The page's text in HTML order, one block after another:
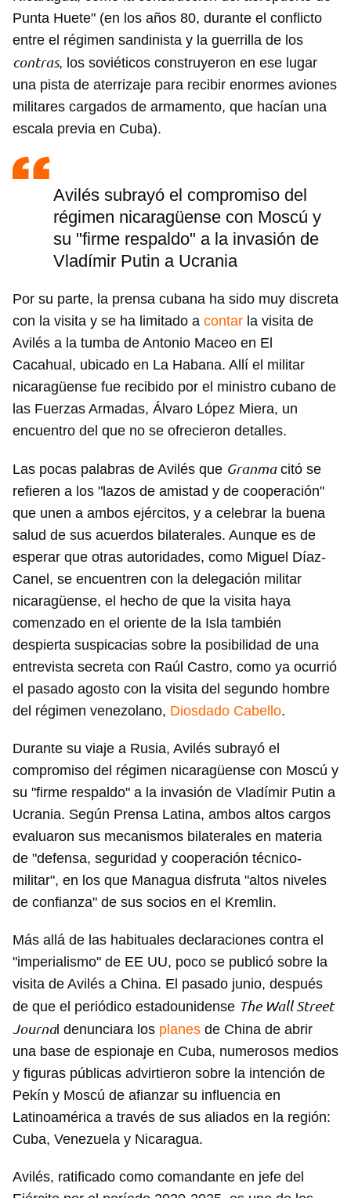
Punta Huete" (en los años 80, durante el conflicto
entre el régimen sandinista y la guerrilla de los
contras, los soviéticos construyeron en ese lugar
una pista de aterrizaje para recibir enormes aviones
militares cargados de armamento, que hacían una
escala previa en Cuba).
Avilés subrayó el compromiso del
régimen nicaragüense con Moscú y
su "firme respaldo" a la invasión de
Vladímir Putin a Ucrania
Por su parte, la prensa cubana ha sido muy discreta
con la visita y se ha limitado a contar la visita de
Avilés a la tumba de Antonio Maceo en El
Cacahual, ubicado en La Habana. Allí el militar
nicaragüense fue recibido por el ministro cubano de
las Fuerzas Armadas, Álvaro López Miera, un
encuentro del que no se ofrecieron detalles.
Las pocas palabras de Avilés que Granmacitó se
refieren a los "lazos de amistad y de cooperación"
que unen a ambos ejércitos, y a celebrar la buena
salud de sus acuerdos bilaterales. Aunque es de
esperar que otras autoridades, como Miguel Díaz-
Canel, se encuentren con la delegación militar
nicaragüense, el hecho de que la visita haya
comenzado en el oriente de la Isla también
despierta suspicacias sobre la posibilidad de una
entrevista secreta con Raúl Castro, como ya ocurrió
el pasado agosto con la visita del segundo hombre
del régimen venezolano, Diosdado Cabello.
Durante su viaje a Rusia, Avilés subrayó el
compromiso del régimen nicaragüense con Moscú y
su "firme respaldo" a la invasión de Vladímir Putin a
Ucrania. Según Prensa Latina, ambos altos cargos
evaluaron sus mecanismos bilaterales en materia
de "defensa, seguridad y cooperación técnico-
militar", en los que Managua disfruta "altos niveles
de confianza" de sus socios en el Kremlin.
Más allá de las habituales declaraciones contra el
"imperialismo" de EE UU, poco se publicó sobre la
visita de Avilés a China. El pasado junio, después
de que el periódico estadounidense The Wall Street
Journal denunciara los planes de China de abrir
una base de espionaje en Cuba, numerosos medios
y figuras públicas advirtieron sobre la intención de
Pekín y Moscú de afianzar su influencia en
Latinoamérica a través de sus aliados en la región:
Cuba, Venezuela y Nicaragua.
Avilés, ratificado como comandante en jefe del